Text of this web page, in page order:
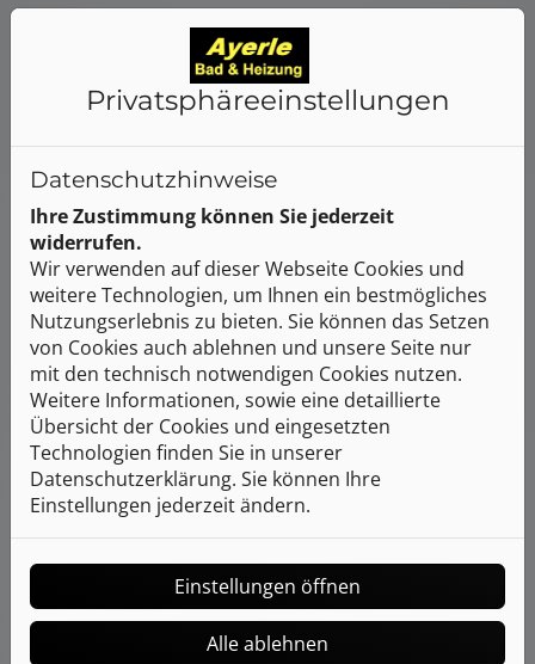
Hier finden Sie weitere
Planungshilfen:
3D-Badplaner
Mit dem 3D-Badplaner haben Sie die
Möglichkeit Ihr Bad direkt auf
unserer Webseite zu planen.
jetzt planen
Privatsphäre­einstellungen
Datenschutzhinweise
Ihre Zustimmung können Sie jederzeit
widerrufen.
Wir verwenden auf dieser Webseite Cookies und
weitere Technologien, um Ihnen ein bestmögliches
Nutzungserlebnis zu bieten. Sie können das Setzen
von Cookies auch ablehnen und unsere Seite nur
mit den technisch notwendigen Cookies nutzen.
Weitere Informationen, sowie eine detaillierte
Übersicht der Cookies und eingesetzten
Technologien finden Sie in unserer
Datenschutzerklärung. Sie können Ihre
Einstellungen jederzeit ändern.
Einstellungen öffnen
Alle ablehnen